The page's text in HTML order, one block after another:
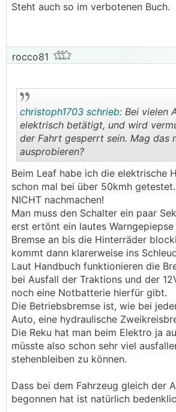
Steht auch so im verbotenen Buch.
rocco81
..
christoph1703 schrieb: Bei vielen
elektrisch betätigt, und wird
der Fahrt gesperrt sein. Mag das
ausprobieren?
Beim Leaf habe ich die elektrische
schon mal bei über 50kmh getestet.
NICHT nachmachen!
Man muss den Schalter ein paar
erst ertönt ein lautes
Bremse an bis die Hinterräder
kommt dann klarerweise ins
Laut Handbuch funktionieren die
bei Ausfall der Traktions und der
noch eine Notbatterie hierfür gibt.
Die Betriebsbremse ist, wie bei
Auto, eine hydraulische
Die Reku hat man beim Elektro ja
müsste also schon sehr viel
stehenbleiben zu können.
Dass bei dem Fahrzeug gleich der
begonnen hat ist natürlich